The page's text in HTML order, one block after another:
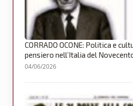
CORRADO OCONE: Politica e
pensiero nell’Italia del
04/06/2026